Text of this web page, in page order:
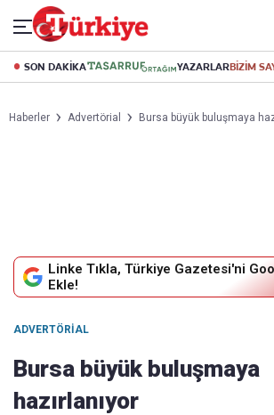
SON DAKİKA YAZARLARBİZİM
Haberler Advertörial Bursa büyük buluşmaya
Linke Tıkla, Türkiye Gazetesi'ni
Ekle!
ADVERTÖRIAL
Bursa büyük buluşmaya
hazırlanıyor